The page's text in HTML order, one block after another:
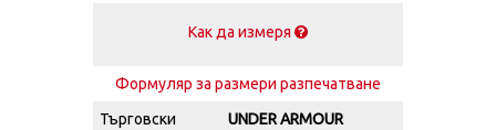
Как да измеря
Формуляр за размери разпечатване
Търговски
UNDER ARMOUR